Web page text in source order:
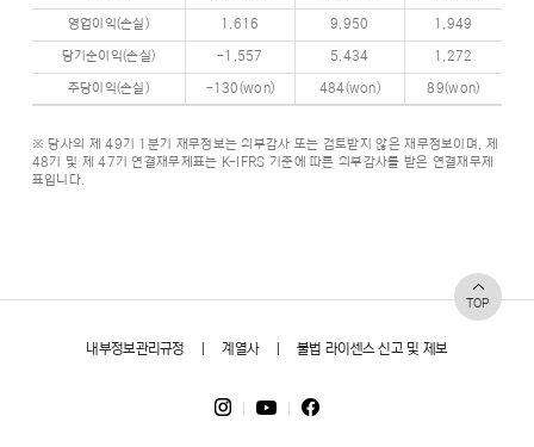
영업이익(손실) 1,616 9,950 1,949
당기순이익(손실) -1,557 5,434 1,272
주당이익(손실) -130(won) 484(won) 89(won)
※ 당사의 제 49기 1분기 재무정보는 외부감사 또는 검토받지 않은 재무정보이며, 제
48기 및 제 47기 연결재무제표는 K-IFRS 기준에 따른 외부감사를 받은 연결재무제
표입니다.
TOP
내부정보관리규정 |계열사|불법 라이센스 신고 및 제보